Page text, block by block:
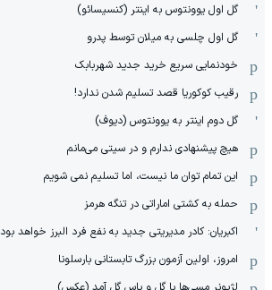
گل اول یوونتوس به اینتر (کنسیسائو)
گل اول چلسی به میلان توسط پدرو
خودنمایی سریع خرید جدید شهربابک
رقیب کوکوریا قصد تسلیم شدن ندارد!
گل دوم اینتر به یوونتوس (دیوف)
هیچ پیشنهادی ندارم و در سیتی می‌مانم
این تمام توان ما نیست، اما تسلیم نمی شویم
حمله به کشتی اماراتی در تنگه هرمز
اکبریان: کادر مدیریتی جدید به نفع فرد البرز خواهد بود
امروز، اولین آزمون بزرگ تابستانی بارسلونا